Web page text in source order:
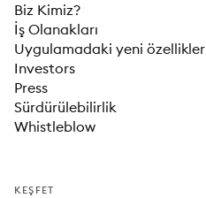
Biz Kimiz?
İş Olanakları
Uygulamadaki yeni özellikler
Investors
Press
Sürdürülebilirlik
Whistleblow
KEŞFET